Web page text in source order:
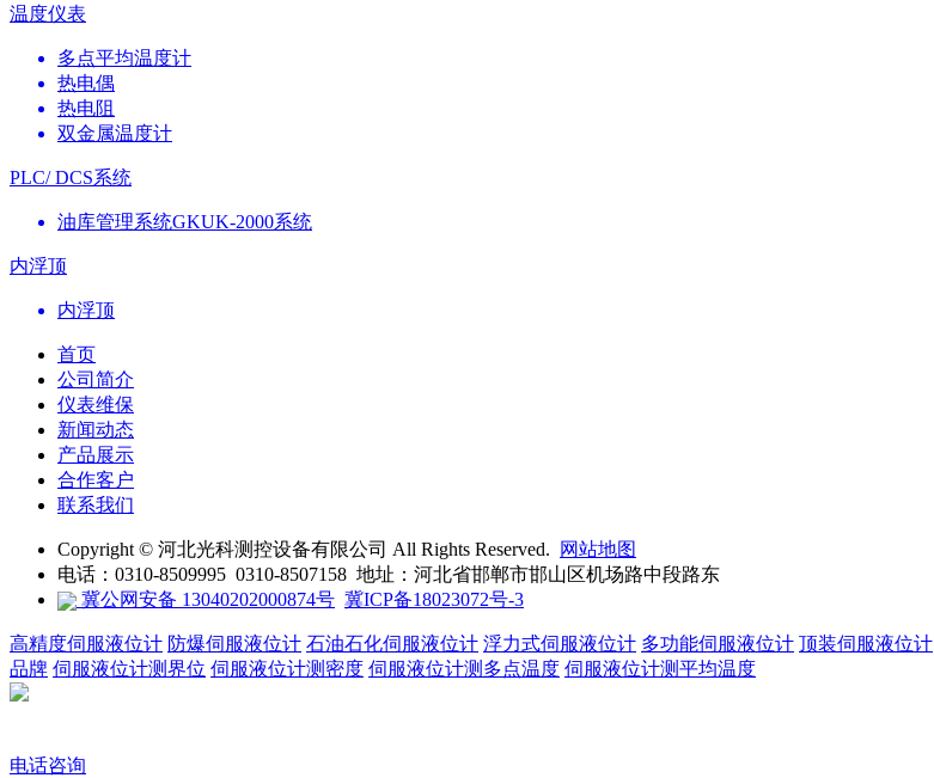
温度仪表
多点平均温度计
热电偶
热电阻
双金属温度计
PLC/ DCS系统
油库管理系统GKUK-2000系统
内浮顶
内浮顶
首页
公司简介
仪表维保
新闻动态
产品展示
合作客户
联系我们
Copyright © 河北光科测控设备有限公司 All Rights Reserved.
网站地图
电话：0310-8509995 0310-8507158 地址：河北省邯郸市邯山区机场路中段路东
冀公网安备 13040202000874号 冀ICP备18023072号-3
高精度伺服液位计 防爆伺服液位计 石油石化伺服液位计 浮力式伺服液位计 多功能伺服液位计 顶装伺服液位计
品牌 伺服液位计测界位 伺服液位计测密度 伺服液位计测多点温度 伺服液位计测平均温度
电话咨询